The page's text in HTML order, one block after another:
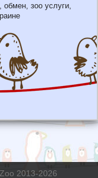
обмен, зоо услуги,
2013-2026